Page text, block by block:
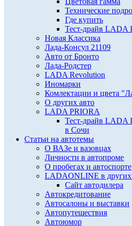
Технические
Где купить
Тест-драйв LADA
Новая Классика
Лада-Консул 21109
Авто от Бронто
Лада-Родстер
LADA Revolution
Иномарки
Комлектации и цвета
О других авто
LADA PRIORA
Тест-драйв LADA
в Сочи
Статьи на автотемы
О ВАЗе и вазовцах
Личности в автопроме
О пробегах и автоспорте
LADAONLINE в
Сайт автодилера
Автокредитование
Автосалоны и выставки
Автопутешествия
Автоюмор